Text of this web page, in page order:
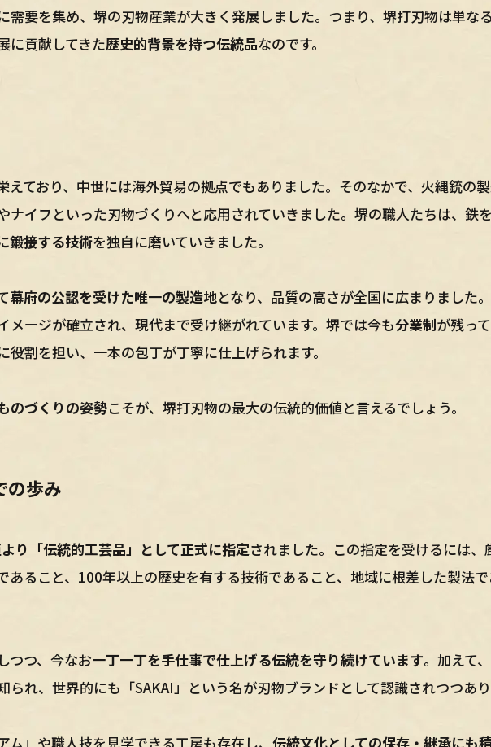
需要を集め、堺の刃物産業が大きく発展しました。つまり、堺打刃物は単な
に貢献してきた歴史的背景を持つ伝統品なのです。
えており、中世には海外貿易の拠点でもありました。そのなかで、火縄銃の
ナイフといった刃物づくりへと応用されていきました。堺の職人たちは、鉄
鍛接する技術を独自に磨いていきました。
幕府の公認を受けた唯一の製造地となり、品質の高さが全国に広まりました
ージが確立され、現代まで受け継がれています。堺では今も分業制が残っ
割を担い、一本の包丁が丁寧に仕上げられます。
のづくりの姿勢こそが、堺打刃物の最大の伝統的価値と言えるでしょう。
の歩み
り「伝統的工芸品」として正式に指定されました。この指定を受けるには、
あること、100年以上の歴史を有する技術であること、地域に根差した製法
つつ、今なお一丁一丁を手仕事で仕上げる伝統を守り続けています。加えて
られ、世界的にも「SAKAI」という名が刃物ブランドとして認識されつつあ
」や職人技を見学できる工房も存在し、 伝統文化としての保存・継承にも